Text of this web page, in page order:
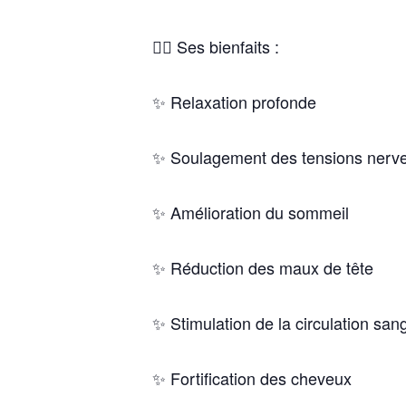
🧘‍♀️ Ses bienfaits :
✨ Relaxation profonde
✨ Soulagement des tensions
✨ Amélioration du sommeil
✨ Réduction des maux de tête
✨ Stimulation de la circulation
✨ Fortification des cheveux